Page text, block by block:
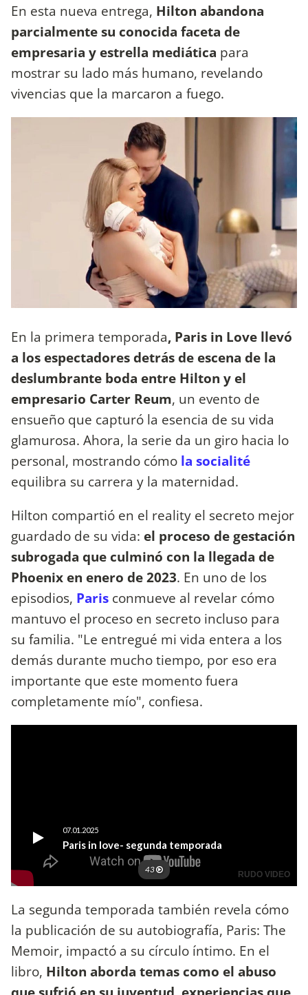
En esta nueva entrega, Hilton abandona
parcialmente su conocida faceta de
empresaria y estrella mediática para
mostrar su lado más humano, revelando
vivencias que la marcaron a fuego.
En la primera temporada, Paris in Love llevó
a los espectadores detrás de escena de la
deslumbrante boda entre Hilton y el
empresario Carter Reum, un evento de
ensueño que capturó la esencia de su vida
glamurosa. Ahora, la serie da un giro hacia lo
personal, mostrando cómo la socialité
equilibra su carrera y la maternidad.
Hilton compartió en el reality el secreto mejor
guardado de su vida: el proceso de gestación
subrogada que culminó con la llegada de
Phoenix en enero de 2023. En uno de los
episodios, Paris conmueve al revelar cómo
mantuvo el proceso en secreto incluso para
su familia. "Le entregué mi vida entera a los
demás durante mucho tiempo, por eso era
importante que este momento fuera
completamente mío", confiesa.
La segunda temporada también revela cómo
la publicación de su autobiografía, Paris: The
Memoir, impactó a su círculo íntimo. En el
libro, Hilton aborda temas como el abuso